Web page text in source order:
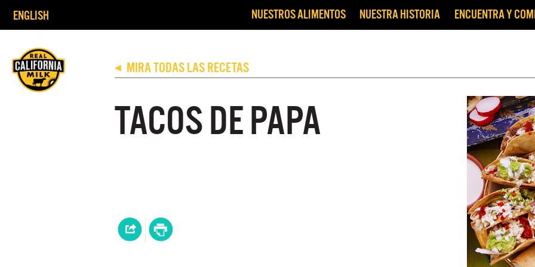
ENGLISH NUESTROS ALIMENTOS NUESTRA HISTORIA ENCUENTRA Y
◀ MIRA TODAS LAS RECETAS
TACOS DE PAPA